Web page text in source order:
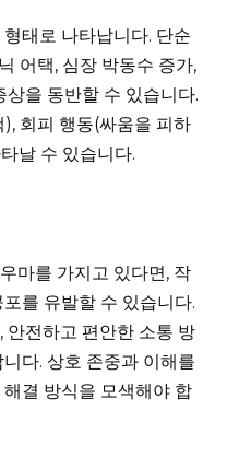
태로 나타납니다. 단순
어택, 심장 박동수 증가,
을 동반할 수 있습니다.
회피 행동(싸움을 피하
날 수 있습니다.
마를 가지고 있다면, 작
를 유발할 수 있습니다.
안전하고 편안한 소통 방
다. 상호 존중과 이해를
결 방식을 모색해야 합